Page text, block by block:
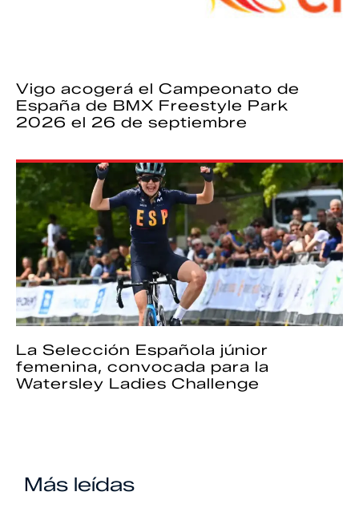
Vigo acogerá el Campeonato de
España de BMX Freestyle Park
2026 el 26 de septiembre
La Selección Española júnior
femenina, convocada para la
Watersley Ladies Challenge
Más leídas